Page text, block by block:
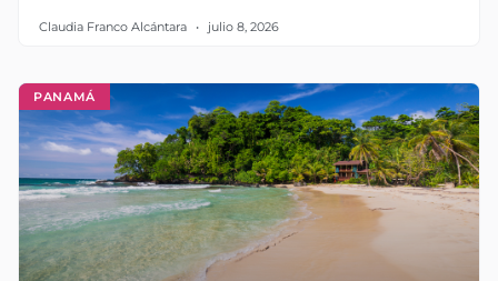
Claudia Franco Alcántara julio 8, 2026
PANAMÁ